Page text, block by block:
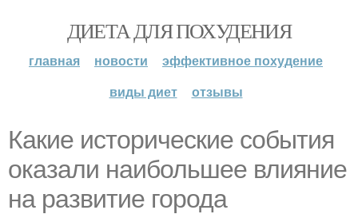
ДИЕТА ДЛЯ ПОХУДЕНИЯ
главная новости
эффективное похудение
виды диет
отзывы
Какие исторические события
оказали наибольшее влияние
на развитие города